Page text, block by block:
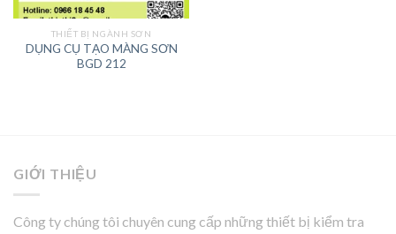
THIẾT BỊ NGÀNH SƠN
DỤNG CỤ TẠO MÀNG SƠN
BGD 212
GIỚI THIỆU
Công ty chúng tôi chuyên cung cấp những thiết bị kiểm tra